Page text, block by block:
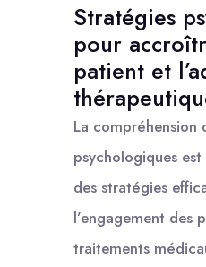
Stratégies
pour
patient et
La compréhension
psychologiques
des stratégies
l’engagement des
traitements